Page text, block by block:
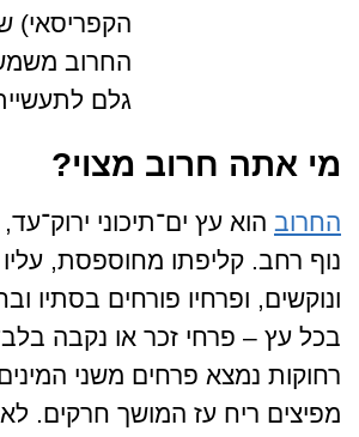
הקפריסאי)
החרוב
גלם
מי אתה חרוב מצוי?
החרוב הוא עץ ים־תיכוני
נוף רחב. קליפתו מחוספסת, עליו
ונוקשים, ופרחיו פורחים בסתיו
בכל עץ – פרחי זכר או נקבה
רחוקות נמצא פרחים משני
מפיצים ריח עז המושך חרקים.